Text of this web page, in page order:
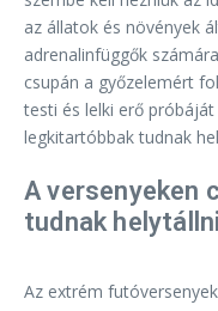
az állatok és növények
adrenalinfüggők
csupán a győzelemért
testi és lelki erő
legkitartóbbak tudnak
A versenyeken
tudnak helytállni
Az extrém